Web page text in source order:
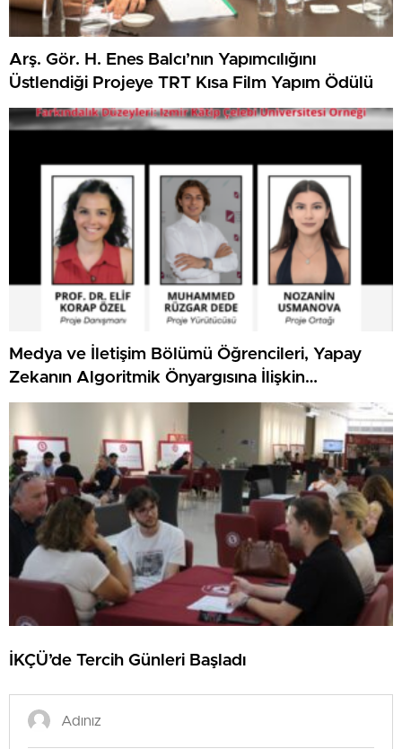
Arş. Gör. H. Enes Balcı’nın Yapımcılığını
Üstlendiği Projeye TRT Kısa Film Yapım Ödülü
Medya ve İletişim Bölümü Öğrencileri, Yapay
Zekanın Algoritmik Önyargısına İlişkin
Farkındalık Düzeylerini Araştıracak
İKÇÜ’de Tercih Günleri Başladı